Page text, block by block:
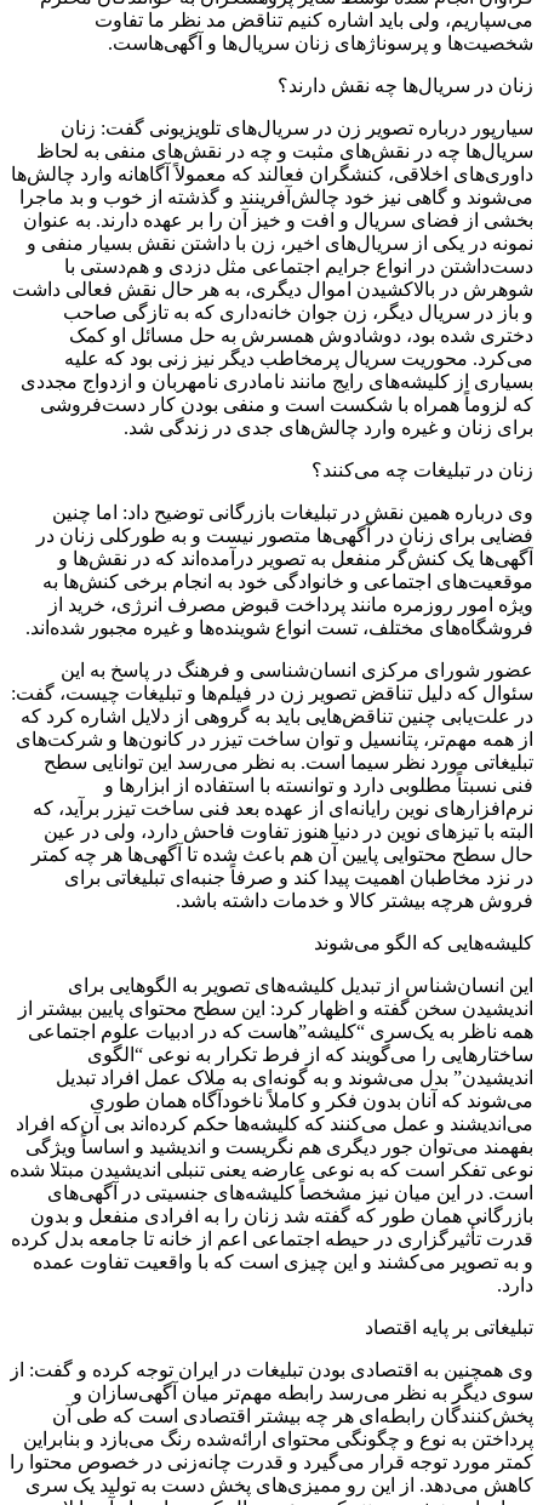
می‌سپاریم، ولی باید اشاره کنیم تناقض مد نظر ما تفاوت
شخصیت‌ها و پرسوناژهای زنان سریال‌ها و آگهی‌هاست.
زنان در سریال‌ها چه نقش دارند؟
سیارپور درباره تصویر زن در سریال‌های تلویزیونی گفت: زنان
سریال‌ها چه در نقش‌های مثبت و چه در نقش‌های منفی به لحاظ
داوری‌های اخلاقی، کنشگران فعالند که معمولاً آگاهانه وارد چالش‌ها
می‌شوند و گاهی نیز خود چالش‌آفرینند و گذشته از خوب و بد ماجرا
بخشی از فضای سریال و افت و خیز آن را بر عهده دارند. به عنوان
نمونه در یکی از سریال‌های اخیر، زن با داشتن نقش بسیار منفی و
دست‌داشتن در انواع جرایم اجتماعی مثل دزدی و هم‌دستی با
شوهرش در بالاکشیدن اموال دیگری، به هر حال نقش فعالی داشت
و باز در سریال دیگر، زن جوان خانه‌داری که به تازگی صاحب
دختری شده بود، دوشادوش همسرش به حل مسائل او کمک
می‌کرد. محوریت سریال پرمخاطب دیگر نیز زنی بود که علیه
بسیاری از کلیشه‌های رایج مانند نامادری نامهربان و ازدواج مجددی
که لزوماً همراه با شکست است و منفی بودن کار دست‌فروشی
برای زنان و غیره وارد چالش‌های جدی در زندگی شد.
زنان در تبلیغات چه می‌کنند؟
وی درباره همین نقش در تبلیغات بازرگانی توضیح داد: اما چنین
فضایی برای زنان در آگهی‌ها متصور نیست و به طورکلی زنان در
آگهی‌ها یک کنش‌گر منفعل به تصویر درآمده‌اند که در نقش‌ها و
موقعیت‌های اجتماعی و خانوادگی خود به انجام برخی کنش‌ها به
ویژه امور روزمره مانند پرداخت قبوض مصرف انرژی، خرید از
فروشگاه‌های مختلف، تست انواع شوینده‌ها و غیره مجبور شده‌اند.
عضور شورای مرکزی انسان‌شناسی و فرهنگ در پاسخ به این
سئوال که دلیل تناقض تصویر زن در فیلم‌ها و تبلیغات چیست، گفت:
در علت‌یابی چنین تناقض‌هایی باید به گروهی از دلایل اشاره کرد که
از همه مهم‌تر، پتانسیل و توان ساخت تیزر در کانون‌ها و شرکت‌های
تبلیغاتی مورد نظر سیما است. به نظر می‌رسد این توانایی سطح
فنی نسبتاً مطلوبی دارد و توانسته‌ با استفاده از ابزارها و
نرم‌افزارهای نوین رایانه‌ای از عهده بعد فنی ساخت تیزر برآید، که
البته با تیزهای نوین در دنیا هنوز تفاوت فاحش دارد، ولی در عین
حال سطح محتوایی پایین آن هم باعث شده تا آگهی‌ها هر چه کمتر
در نزد مخاطبان اهمیت پیدا کند و صرفاً جنبه‌ای تبلیغاتی برای
فروش هرچه بیشتر کالا و خدمات داشته باشد.
کلیشه‌هایی که الگو می‌شوند
این انسان‌شناس از تبدیل کلیشه‌های تصویر به الگوهایی برای
اندیشیدن سخن گفته و اظهار کرد: این سطح محتوای پایین بیشتر از
همه ناظر به یک‌سری “کلیشه”‌هاست که در ادبیات علوم اجتماعی
ساختارهایی را می‌گویند که از فرط تکرار به نوعی “الگوی
اندیشیدن” بدل می‌شوند و به گونه‌ای به ملاک عمل افراد تبدیل
می‌شوند که آنان بدون فکر و کاملاً ناخودآگاه همان طوری
می‌اندیشند و عمل می‌کنند که کلیشه‌ها حکم کرده‌اند بی آن‌که افراد
بفهمند می‌توان جور دیگری هم نگریست و اندیشید و اساساً ویژگی
نوعی تفکر است که به نوعی عارضه یعنی تنبلی اندیشیدن مبتلا شده
است. در این میان نیز مشخصاً کلیشه‌های جنسیتی در آگهی‌های
بازرگانی همان طور که گفته شد زنان را به افرادی منفعل و بدون
قدرت تأثیرگزاری در حیطه اجتماعی اعم از خانه تا جامعه بدل کرده
و به تصویر می‌کشند و این چیزی است که با واقعیت تفاوت عمده
دارد.
تبلیغاتی بر پایه اقتصاد
وی همچنین به اقتصادی بودن تبلیغات در ایران توجه کرده و گفت: از
سوی دیگر به نظر می‌رسد رابطه مهم‌تر میان آگهی‌سازان و
پخش‌کنندگان رابطه‌ای هر چه بیشتر اقتصادی است که طی آن
پرداختن به نوع و چگونگی محتوای ارائه‌شده رنگ می‌بازد و بنابراین
کمتر مورد توجه قرار می‌گیرد و قدرت چانه‌زنی در خصوص محتوا را
کاهش می‌دهد. از این رو ممیزی‌های پخش دست به تولید یک سری